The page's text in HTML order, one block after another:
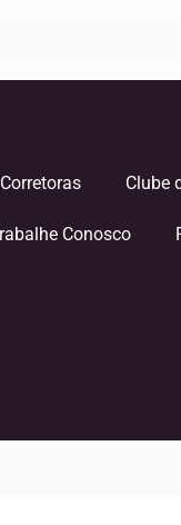
Clube
Conosco